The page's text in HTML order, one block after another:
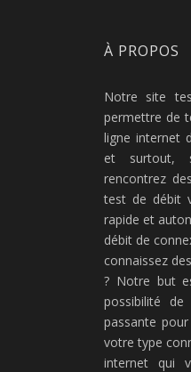
À PROPOS
Notre site
permettre de
ligne internet
et surtout,
rencontrez
test de débit
rapide et
débit de
connaissez
? Notre but
possibilité
passante
votre type
internet qui